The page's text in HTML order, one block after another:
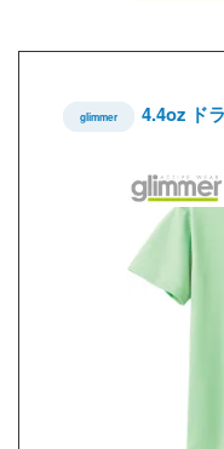
glimmer 4.4oz ド